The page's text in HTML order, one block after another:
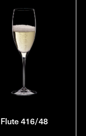
Flute 416/48